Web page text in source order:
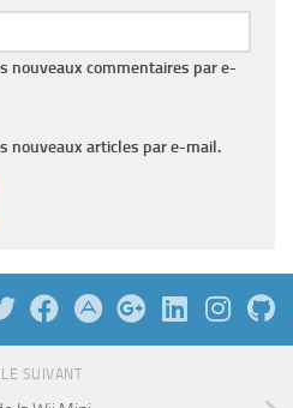
nouveaux commentaires par e-
nouveaux articles par e-mail.
SUIVANT